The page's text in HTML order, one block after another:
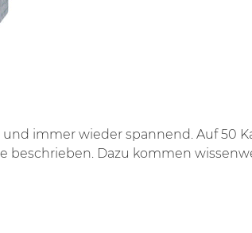
immer wieder spannend. Auf 50
Dazu kommen